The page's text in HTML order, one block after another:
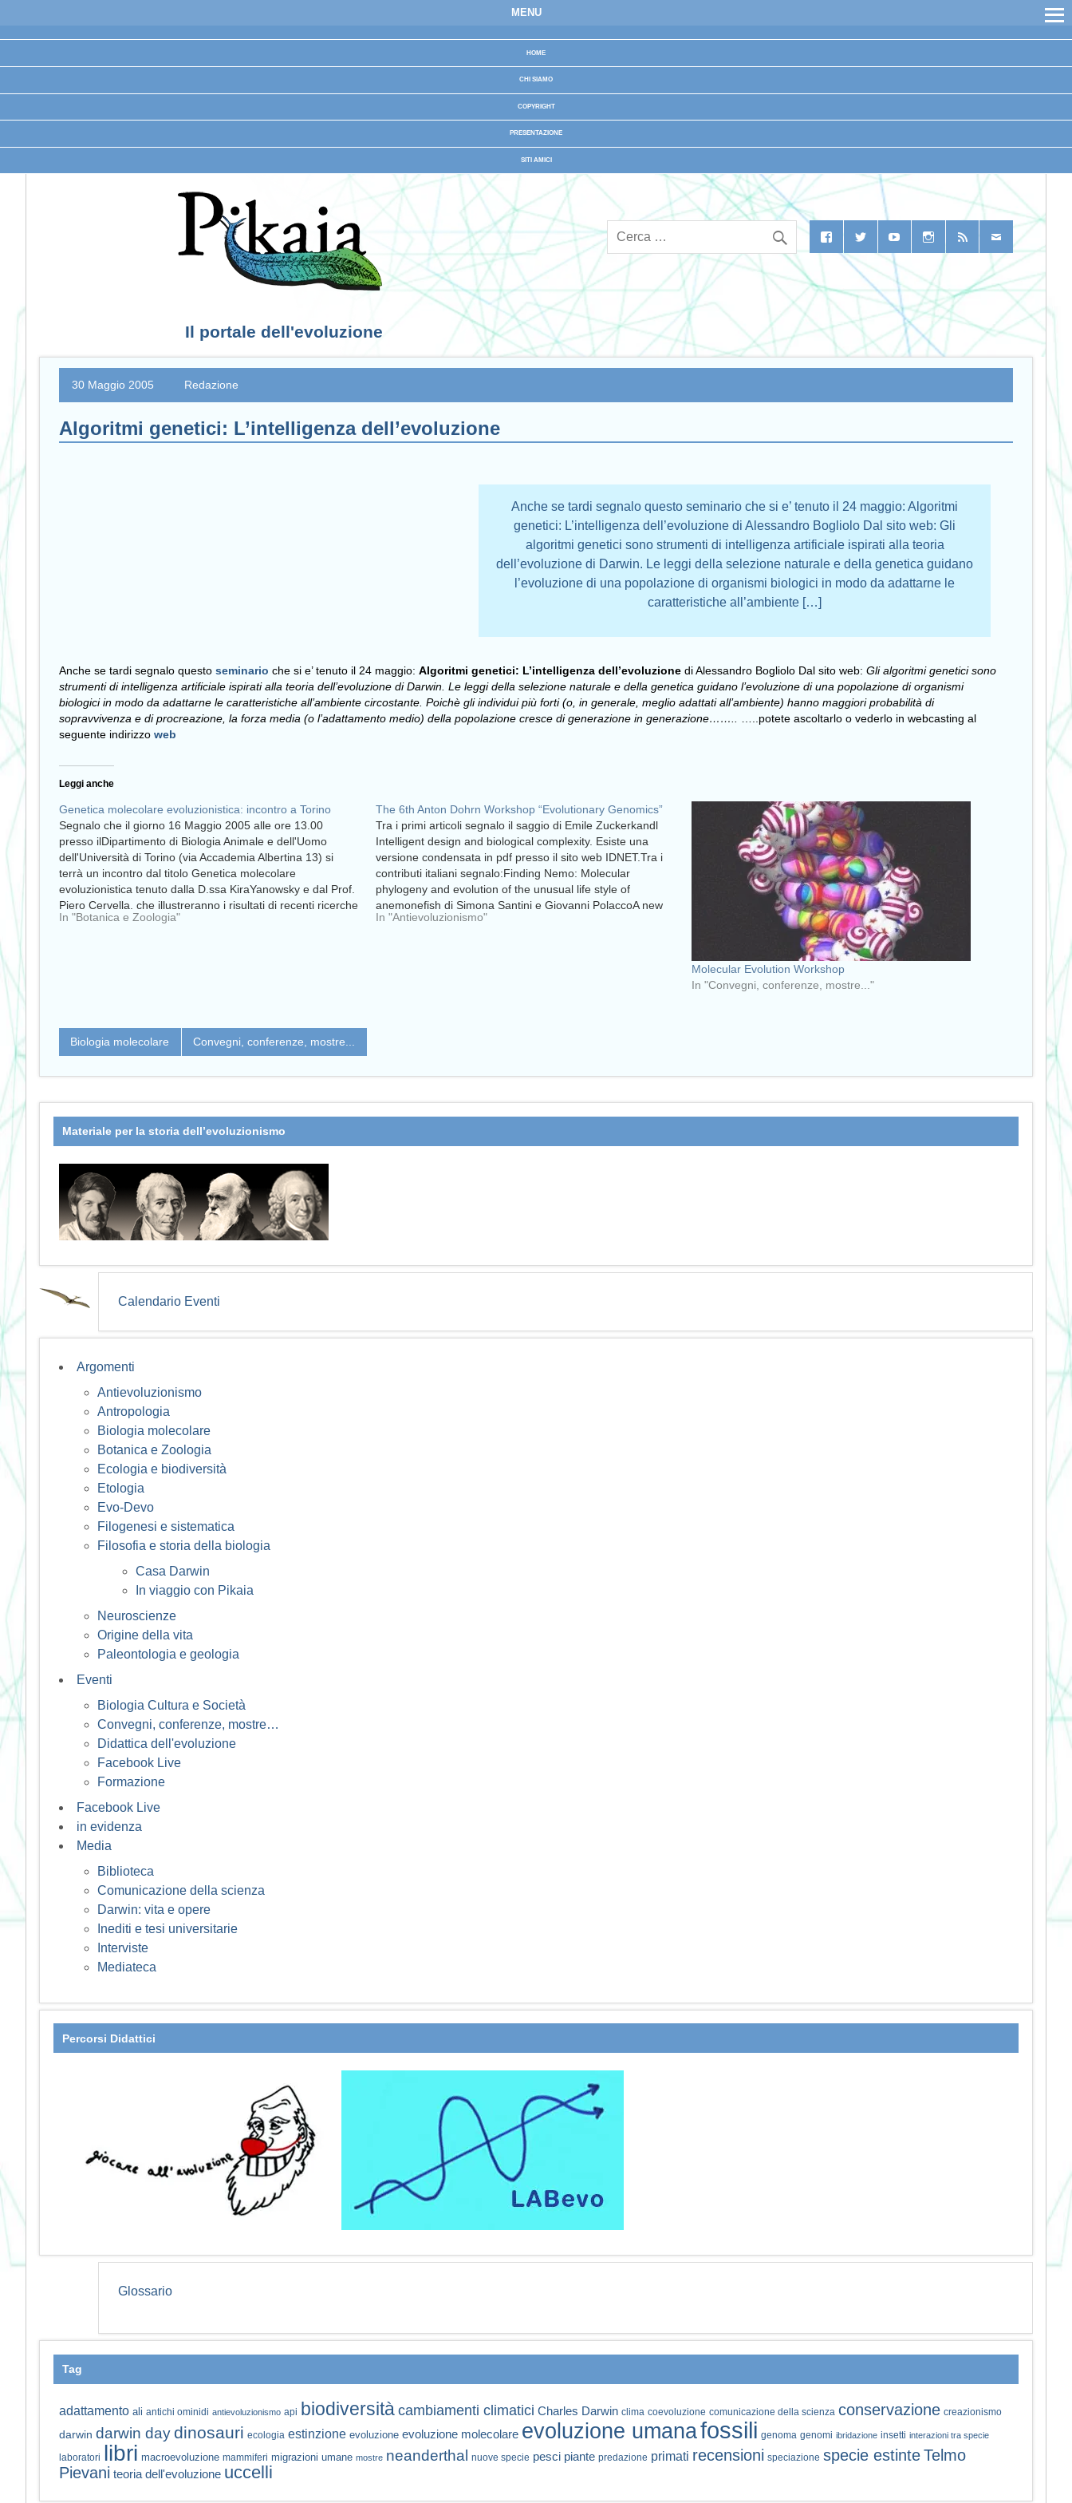
MENU
HOME
CHI SIAMO
COPYRIGHT
PRESENTAZIONE
SITI AMICI
Il portale dell'evoluzione
30 Maggio 2005 Redazione
Algoritmi genetici: L’intelligenza dell’evoluzione
Anche se tardi segnalo questo seminario che si e’ tenuto il 24 maggio: Algoritmi
genetici: L’intelligenza dell’evoluzione di Alessandro Bogliolo Dal sito web: Gli
algoritmi genetici sono strumenti di intelligenza artificiale ispirati alla teoria
dell’evoluzione di Darwin. Le leggi della selezione naturale e della genetica guidano
l’evoluzione di una popolazione di organismi biologici in modo da adattarne le
caratteristiche all’ambiente […]
Anche se tardi segnalo questo seminario che si e’ tenuto il 24 maggio: Algoritmi genetici: L’intelligenza dell’evoluzione di Alessandro Bogliolo Dal sito web: Gli algoritmi genetici sono
strumenti di intelligenza artificiale ispirati alla teoria dell’evoluzione di Darwin. Le leggi della selezione naturale e della genetica guidano l’evoluzione di una popolazione di organismi
biologici in modo da adattarne le caratteristiche all’ambiente circostante. Poichè gli individui più forti (o, in generale, meglio adattati all’ambiente) hanno maggiori probabilità di
sopravvivenza e di procreazione, la forza media (o l’adattamento medio) della popolazione cresce di generazione in generazione……..
…..potete ascoltarlo o vederlo in webcasting al
seguente indirizzo web
Leggi anche
Genetica molecolare evoluzionistica: incontro a Torino
Segnalo che il giorno 16 Maggio 2005 alle ore 13.00
presso ilDipartimento di Biologia Animale e dell'Uomo
dell'Università di Torino (via Accademia Albertina 13) si
terrà un incontro dal titolo Genetica molecolare
evoluzionistica tenuto dalla D.ssa KiraYanowsky e dal Prof.
Piero Cervella, che illustreranno i risultati di recenti ricerche
sulla…
In "Botanica e Zoologia"
The 6th Anton Dohrn Workshop “Evolutionary Genomics”
Tra i primi articoli segnalo il saggio di Emile Zuckerkandl
Intelligent design and biological complexity. Esiste una
versione condensata in pdf presso il sito web IDNET.Tra i
contributi italiani segnalo:Finding Nemo: Molecular
phylogeny and evolution of the unusual life style of
anemonefish di Simona Santini e Giovanni PolaccoA new
parameter…
In "Antievoluzionismo"
Molecular Evolution Workshop
In "Convegni, conferenze, mostre..."
Biologia molecolare Convegni, conferenze, mostre...
Materiale per la storia dell’evoluzionismo
Calendario Eventi
Argomenti
Antievoluzionismo
Antropologia
Biologia molecolare
Botanica e Zoologia
Ecologia e biodiversità
Etologia
Evo-Devo
Filogenesi e sistematica
Filosofia e storia della biologia
Casa Darwin
In viaggio con Pikaia
Neuroscienze
Origine della vita
Paleontologia e geologia
Eventi
Biologia Cultura e Società
Convegni, conferenze, mostre…
Didattica dell'evoluzione
Facebook Live
Formazione
Facebook Live
in evidenza
Media
Biblioteca
Comunicazione della scienza
Darwin: vita e opere
Inediti e tesi universitarie
Interviste
Mediateca
Percorsi Didattici
Glossario
Tag
adattamento ali antichi ominidi antievoluzionismo api biodiversitàcambiamenti climatici Charles Darwin clima coevoluzione comunicazione della scienza conservazione creazionismo
darwin darwin daydinosauri ecologia estinzione evoluzione evoluzione molecolare evoluzione umanafossili genoma genomi ibridazione insetti interazioni tra specie
laboratori libri macroevoluzione mammiferi migrazioni umane mostre neanderthal nuove specie pesci piante predazione primati recensioni speciazione specie estinteTelmo
Pievani teoria dell'evoluzione uccelli